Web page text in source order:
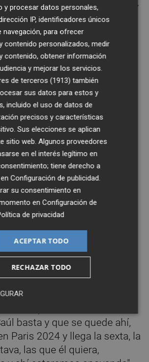
pase veremos si hay otro y
el calendario año a
leridano, que cumplirá 37
viene.
de homenaje a los
de la UCAM, Craviotto
con David Cal por
que igualó su marca de
olímpicas, récord que ahora
cima del deporte español.
a David. Siempre he
el miedo a ganar a los
que ganó su primera
ha venido todo rodado.
va a ser el número uno
o supere en medallas.
amigo", dijo Craviotto.
indicó que le "gustaría que
con sus logros. "A
que con las cinco
basta y que se quede ahí,
Paris 2024 y llega la sexta, la
las que él quiera,
y procesar datos personales,
IP, identificadores únicos
navegación, para ofrecer
contenido personalizados, medir
contenido, obtener información
y mejorar los servicios.
de terceros (1913) también
sus datos para estos y
incluido el uso de datos de
precisos y características
Sus elecciones se aplican
sitio web. Algunos proveedores
en el interés legítimo en
tiene derecho a
enConfiguración de publicidad.
su consentimiento en
enConfiguración de
de privacidad
ACEPTAR TODO
RECHAZAR TODO